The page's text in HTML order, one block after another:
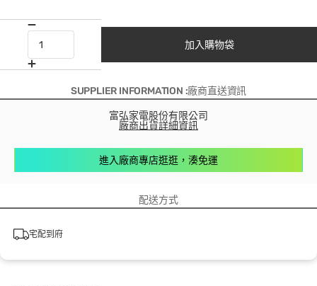
加入購物袋
SUPPLIER INFORMATION :廠商直送資訊
富弘家電股份有限公司
廠商出貨詳細資訊
進入廠商專店逛逛，湊免運
配送方式
宅配到府